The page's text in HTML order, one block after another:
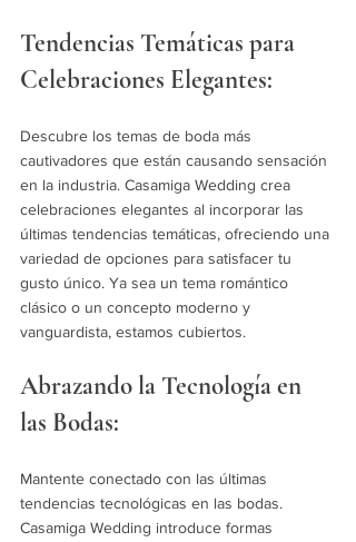
Tendencias Temáticas para
Celebraciones Elegantes:
Descubre los temas de boda más
cautivadores que están causando sensación
en la industria. Casamiga Wedding crea
celebraciones elegantes al incorporar las
últimas tendencias temáticas, ofreciendo una
variedad de opciones para satisfacer tu
gusto único. Ya sea un tema romántico
clásico o un concepto moderno y
vanguardista, estamos cubiertos.
Abrazando la Tecnología en
las Bodas:
Mantente conectado con las últimas
tendencias tecnológicas en las bodas.
Casamiga Wedding introduce formas